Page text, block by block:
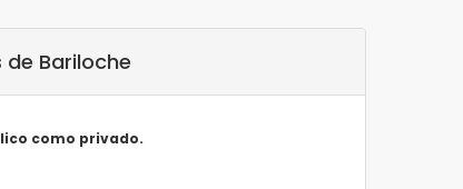
Bariloche
como privado.